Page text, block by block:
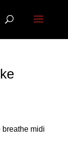
breathe midi